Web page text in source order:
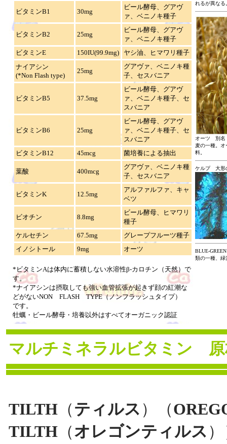
ビタミンB1 30mg
ビール酵母、グアヴ
ァ、ベニノキ種子
ビタミンB2 25mg
ビール酵母、グアヴ
ァ、ベニノキ種子
ビタミンE
150IU(99.9mg)
ヤシ油、ヒマワリ種子
ナイアシン
(*Non Flash type)
25mg
グアヴァ、ベニノキ種
子、セスバニア
ビタミンB5 37.5mg
ビール酵母、グアヴ
ァ、ベニノキ種子、セ
スバニア
ビタミンB6 25mg
ビール酵母、グアヴ
ァ、ベニノキ種子、セ
スバニア
ビタミンB12
45mcg 菌培養による抽出
葉酸 400mcg
グアヴァ、ベニノキ種
子、セスバニア
ビタミンK 12.5mg
アルファルファ、キャ
ベツ
ビオチン 8.8mg
ビール酵母、ヒマワリ
種子
ケルセチン
67.5mg
グレープフルーツ種子
イノシトール
9mg オーツ
*ビタミンAは体内に蓄積しない水溶性β-カロチン（天然）で
す。
*ナイアシンは摂取しても強い血管拡張が起きず顔の紅潮な
どがないNON FLASH TYPE（ノンフラッシュタイプ）
です。
牡蠣・ビール酵母・培養以外はすべてオーガニック認証
れるが異なる
オーツ 別名
麦の一種。
料。
ケルプ 大形
BLUE-
類の一種、緑
マルチミネラルビタミン
TILTH （ティルス ）（
TILTH （オレゴンティルス